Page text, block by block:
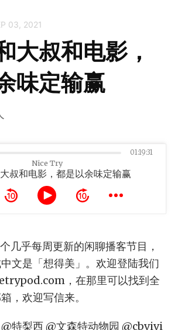
03, 2021
大叔和电影，
味定输赢
Nice Try
叔和电影，都是以余味定输赢
01:19:31
几乎每周更新的闲聊播客节目，
文是「想得美」。欢迎登陆我们
，在那里可以找到全
，欢迎写信来。
特梨西 @文森特动物园 @cbvivi